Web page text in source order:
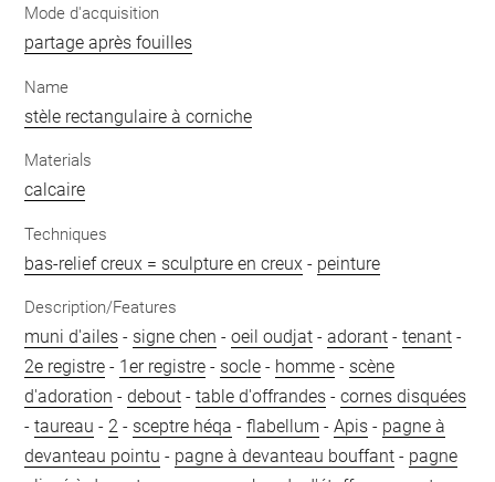
Mode d'acquisition
partage après fouilles
Name
stèle rectangulaire à corniche
Materials
calcaire
Techniques
bas-relief creux = sculpture en creux - peinture
Description/Features
muni d'ailes - signe chen -oeil oudjat -adorant -tenant -
2e registre - 1er registre - socle - homme - scène
d'adoration -debout -table d'offrandes -cornes disquées
-taureau - 2 - sceptre héqa -flabellum -Apis - pagne à
devanteau pointu - pagne à devanteau bouffant - pagne